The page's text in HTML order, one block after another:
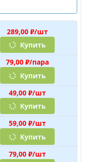
289,00 ₽/шт
Купить
79,00 ₽/пара
Купить
49,00 ₽/шт
Купить
59,00 ₽/шт
Купить
79,00 ₽/шт